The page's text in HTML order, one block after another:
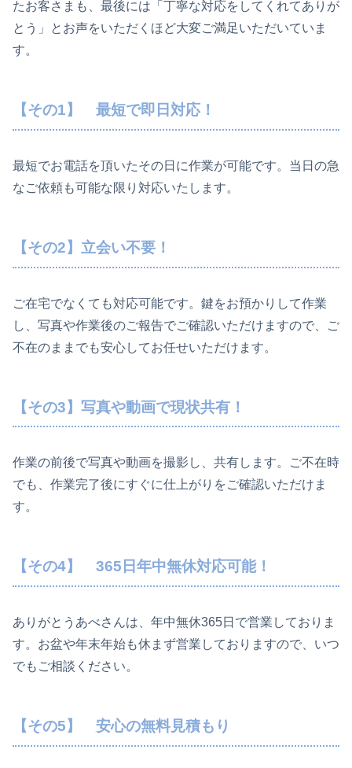
たお客さまも、最後には「丁寧な対応をしてくれてありが
とう」とお声をいただくほど大変ご満足いただいていま
す。
【その1】 最短で即日対応！
最短でお電話を頂いたその日に作業が可能です。 当日の急
なご依頼も可能な限り対応いたします。
【その2】立会い不要！
ご在宅でなくても対応可能です。鍵をお預かりして作業
し、写真や作業後のご報告でご確認いただけますので、ご
不在のままでも安心してお任せいただけます。
【その3】写真や動画で現状共有！
作業の前後で写真や動画を撮影し、共有します。ご不在時
でも、作業完了後にすぐに仕上がりをご確認いただけま
す。
【その4】 365日年中無休対応可能！
ありがとうあべさんは、年中無休365日で営業しておりま
す。お盆や年末年始も休まず営業しておりますので、いつ
でもご相談ください。
【その5】 安心の無料見積もり